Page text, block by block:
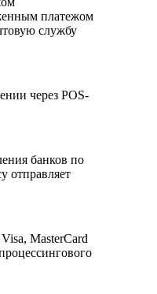
платежом
службу
через POS-
банков по
отправляет
MasterCard